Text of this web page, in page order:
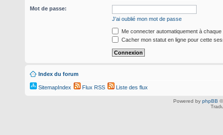
Mot de passe:
J’ai oublié mon mot de passe
Me connecter automatiquement à chaque
Cacher mon statut en ligne pour cette
Index du forum
SitemapIndex Flux RSS Liste des flux
Powered by phpBB